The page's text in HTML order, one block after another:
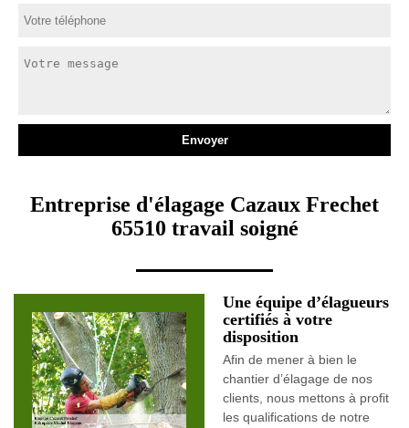
Entreprise d'élagage Cazaux Frechet
65510 travail soigné
Une équipe d’élagueurs
certifiés à votre
disposition
Afin de mener à bien le
chantier d’élagage de nos
clients, nous mettons à profit
les qualifications de notre